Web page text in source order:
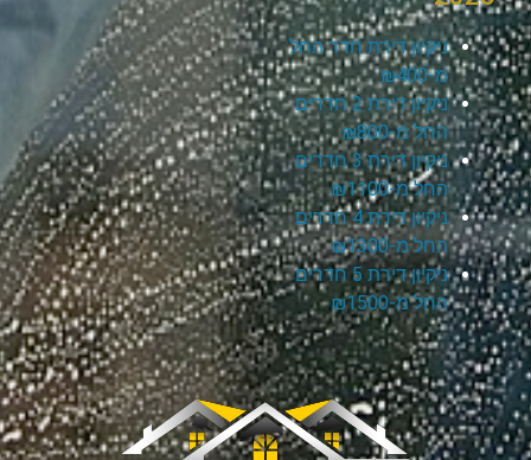
ניקיון דירת חדר החל
מ-₪400
ניקיון דירת 2 חדרים
החל מ-₪800
ניקיון דירת 3 חדרים
החל מ-₪1100
ניקיון דירת 4 חדרים
החל מ-₪1300
ניקיון דירת 5 חדרים
החל מ-₪1500